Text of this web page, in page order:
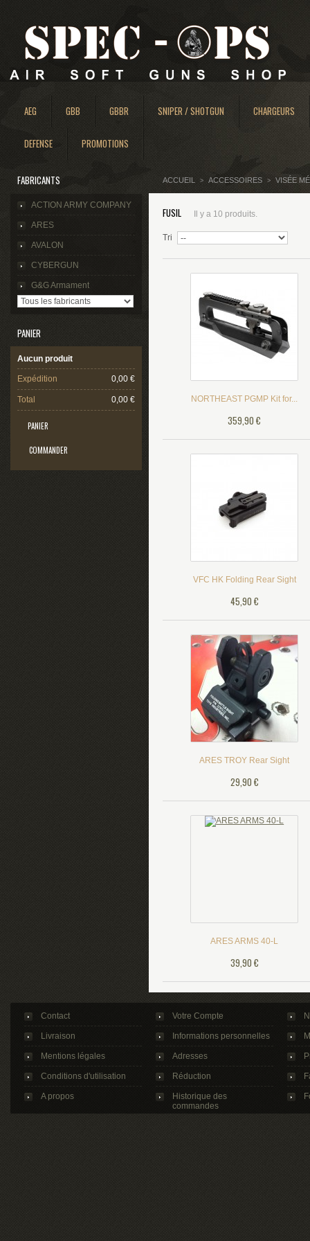
AEG GBB GBBR SNIPER / SHOTGUN CHARGEURS
DEFENSE PROMOTIONS
FABRICANTS
ACTION ARMY COMPANY
ARES
AVALON
CYBERGUN
G&G Armament
PANIER
Aucun produit
Expédition 0,00 €
Total 0,00 €
PANIER
COMMANDER
ACCUEIL > ACCESSOIRES > VISÉE
FUSIL Il y a 10 produits.
Tri
NORTHEAST PGMP Kit for...
359,90 €
VFC HK Folding Rear Sight
45,90 €
ARES TROY Rear Sight
29,90 €
ARES ARMS 40-L
39,90 €
Contact
Livraison
Mentions légales
Conditions d'utilisation
A propos
Votre Compte
Informations personnelles
Adresses
Réduction
Historique des
commandes